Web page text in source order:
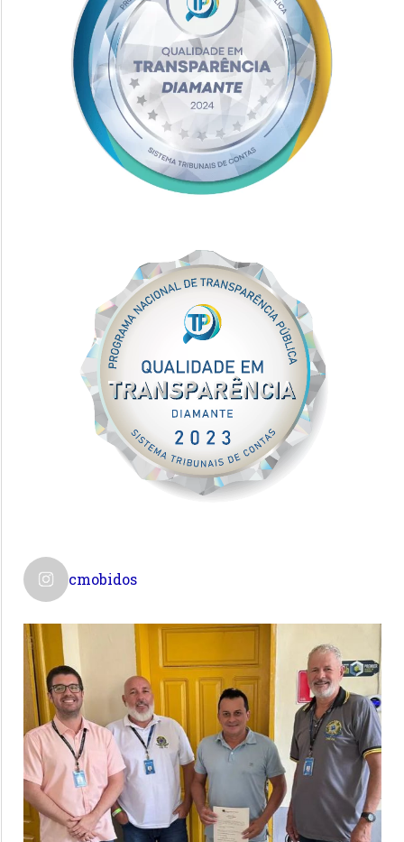
cmobidos